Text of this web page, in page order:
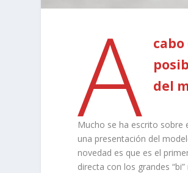
A
del
Mucho se ha escrito sobre
una presentación del
novedad es que es el
directa con los grandes “bi”